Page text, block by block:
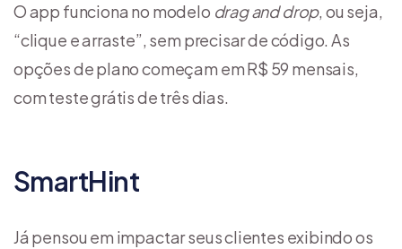
O app funciona no modelo drag and drop, ou seja,
“clique e arraste”, sem precisar de código. As
opções de plano começam em R$ 59 mensais,
com teste grátis de três dias.
SmartHint
Já pensou em impactar seus clientes exibindo os